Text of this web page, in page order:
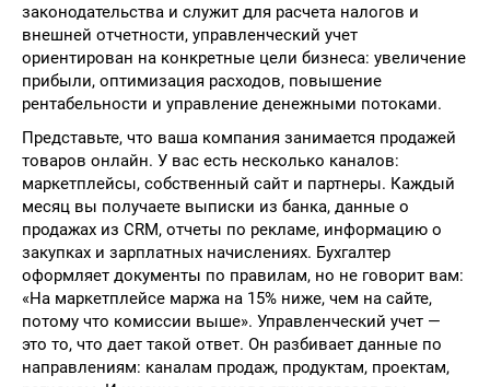
законодательства и служит для расчета налогов и
внешней отчетности, управленческий учет
ориентирован на конкретные цели бизнеса: увеличение
прибыли, оптимизация расходов, повышение
рентабельности и управление денежными потоками.
Представьте, что ваша компания занимается продажей
товаров онлайн. У вас есть несколько каналов:
маркетплейсы, собственный сайт и партнеры. Каждый
месяц вы получаете выписки из банка, данные о
продажах из CRM, отчеты по рекламе, информацию о
закупках и зарплатных начислениях. Бухгалтер
оформляет документы по правилам, но не говорит вам:
«На маркетплейсе маржа на 15% ниже, чем на сайте,
потому что комиссии выше». Управленческий учет —
это то, что дает такой ответ. Он разбивает данные по
направлениям: каналам продаж, продуктам, проектам,